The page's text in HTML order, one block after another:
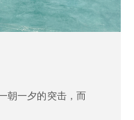
朝一夕的突击，而